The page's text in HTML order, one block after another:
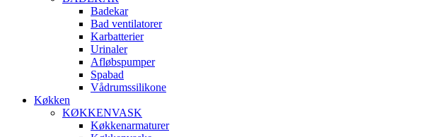
Badekar
Bad ventilatorer
Karbatterier
Urinaler
Afløbspumper
Spabad
Vådrumssilikone
Køkken
KØKKENVASK
Køkkenarmaturer